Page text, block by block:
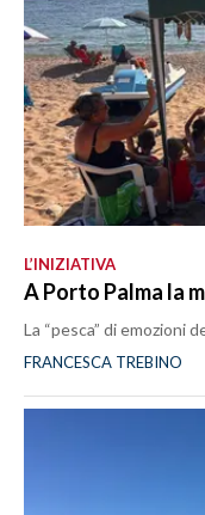
L’INIZIATIVA
A Porto Palma la
La “pesca” di emozioni
FRANCESCA TREBINO